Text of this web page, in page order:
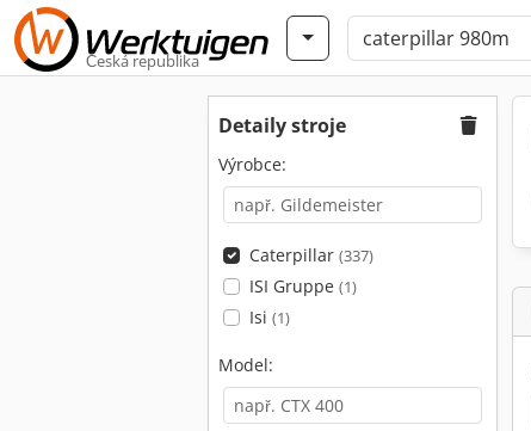
Česká republika
Detaily stroje
Výrobce:
Caterpillar (337)
ISI Gruppe (1)
Isi (1)
Model: